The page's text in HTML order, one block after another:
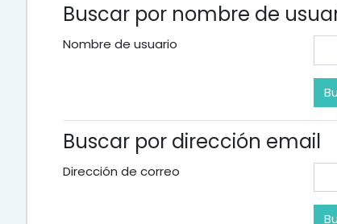
Buscar por nombre de
Nombre de usuario
Buscar por dirección email
Dirección de correo